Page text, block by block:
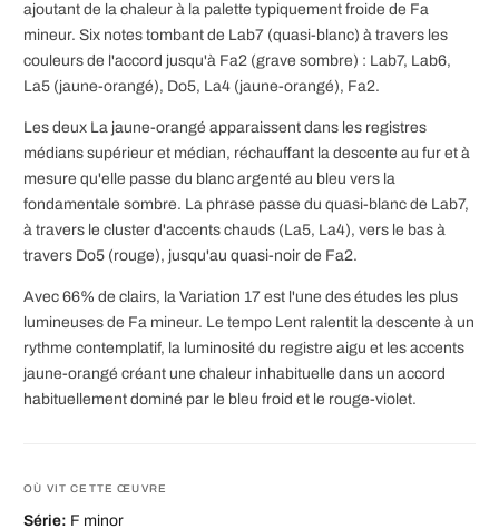
ajoutant de la chaleur à la palette typiquement froide de Fa
mineur. Six notes tombant de Lab7 (quasi-blanc) à travers les
couleurs de l'accord jusqu'à Fa2 (grave sombre) : Lab7, Lab6,
La5 (jaune-orangé), Do5, La4 (jaune-orangé), Fa2.
Les deux La jaune-orangé apparaissent dans les registres
médians supérieur et médian, réchauffant la descente au fur et à
mesure qu'elle passe du blanc argenté au bleu vers la
fondamentale sombre. La phrase passe du quasi-blanc de Lab7,
à travers le cluster d'accents chauds (La5, La4), vers le bas à
travers Do5 (rouge), jusqu'au quasi-noir de Fa2.
Avec 66% de clairs, la Variation 17 est l'une des études les plus
lumineuses de Fa mineur. Le tempo Lent ralentit la descente à un
rythme contemplatif, la luminosité du registre aigu et les accents
jaune-orangé créant une chaleur inhabituelle dans un accord
habituellement dominé par le bleu froid et le rouge-violet.
OÙ VIT CETTE ŒUVRE
Série: F minor